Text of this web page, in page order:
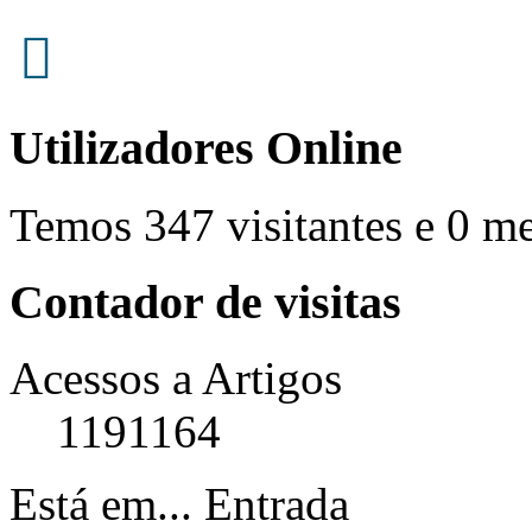
Utilizadores Online
Temos 347 visitantes e 0
Contador de visitas
Acessos a Artigos
1191164
Está em... Entrada